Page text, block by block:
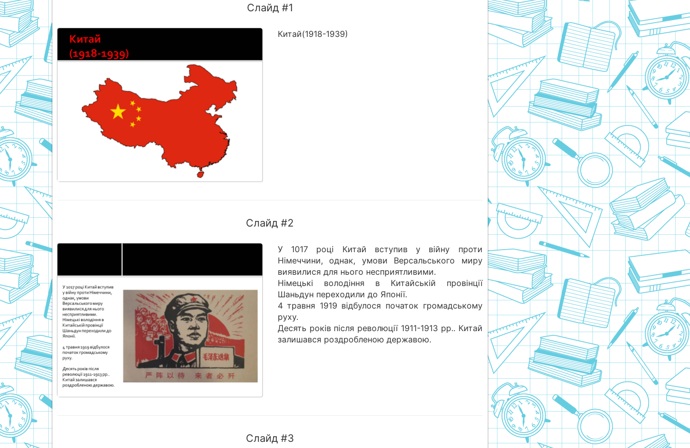
Слайд #1
Китай(1918-1939)
Слайд #2
У 1017 році Китай вступив у війну проти
Німеччини, однак, умови Версальського миру
виявилися для нього несприятливими.
Німецькі володіння в Китайській провінції
Шаньдун переходили до Японії.
4 травня 1919 відбулося початок громадському
руху.
Десять років після революції 1911-1913 рр.. Китай
залишався роздробленою державою.
Слайд #3